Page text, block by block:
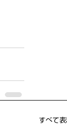
すべて表